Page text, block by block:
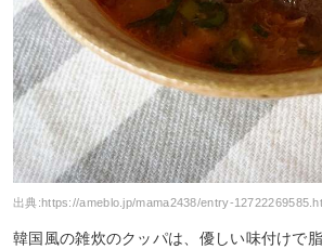
出典: https://ameblo.jp/mama2438/entry-
韓国風の雑炊のクッパは、優しい味付けで